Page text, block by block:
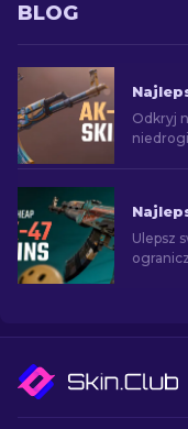
BLOG
Odkryj
Ulepsz